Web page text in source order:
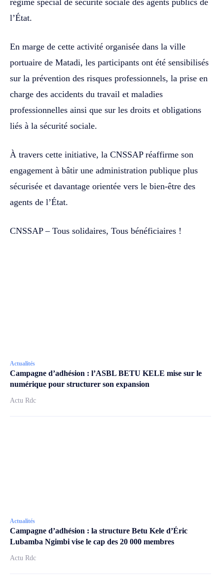
régime spécial de sécurité sociale des agents publics de
l’État.
En marge de cette activité organisée dans la ville
portuaire de Matadi, les participants ont été sensibilisés
sur la prévention des risques professionnels, la prise en
charge des accidents du travail et maladies
professionnelles ainsi que sur les droits et obligations
liés à la sécurité sociale.
À travers cette initiative, la CNSSAP réaffirme son
engagement à bâtir une administration publique plus
sécurisée et davantage orientée vers le bien-être des
agents de l’État.
CNSSAP – Tous solidaires, Tous bénéficiaires !
Actualités
Campagne d’adhésion : l’ASBL BETU KELE mise sur le
numérique pour structurer son expansion
Actu Rdc
Actualités
Campagne d’adhésion : la structure Betu Kele d’Éric
Lubamba Ngimbi vise le cap des 20 000 membres
Actu Rdc